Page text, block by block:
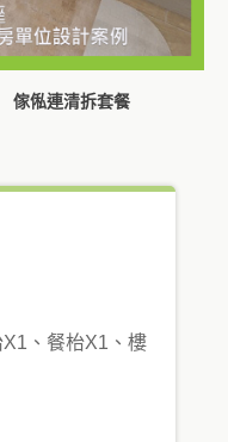
傢俬連清拆套餐
、餐枱X1、樓